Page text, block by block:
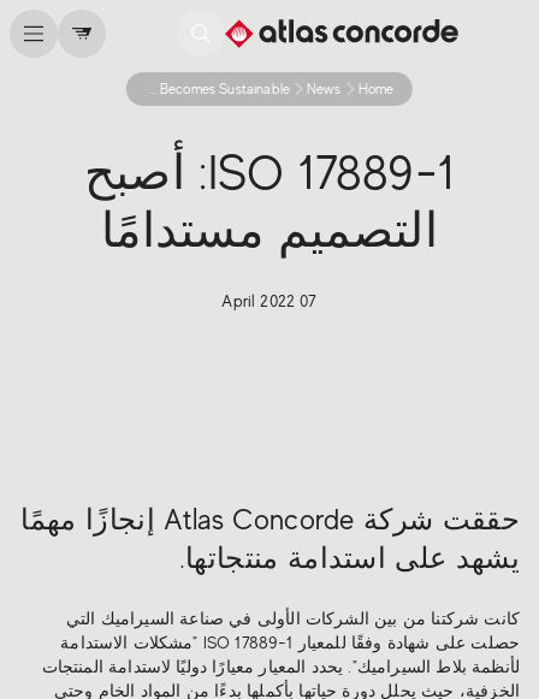
Home
News
Iso 17889 1 Design Becomes Sustainable
ISO 17889-1: أصبح
التصميم مستدامًا
07 April 2022
حققت شركة Atlas Concorde إنجازًا مهمًا
يشهد على استدامة منتجاتها.
كانت شركتنا من بين الشركات الأولى في صناعة السيراميك التي
حصلت على شهادة وفقًا للمعيار ISO 17889-1 "مشكلات الاستدامة
لأنظمة بلاط السيراميك". يحدد المعيار معيارًا دوليًا لاستدامة المنتجات
الخزفية، حيث يحلل دورة حياتها بأكملها بدءًا من المواد الخام وحتى